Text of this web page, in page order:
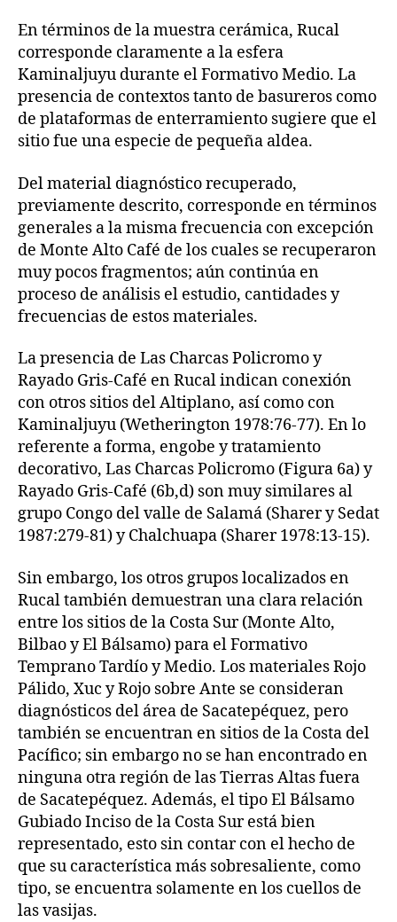
En términos de la muestra cerámica, Rucal
corresponde claramente a la esfera
Kaminaljuyu durante el Formativo Medio. La
presencia de contextos tanto de basureros como
de plataformas de enterramiento sugiere que el
sitio fue una especie de pequeña aldea.
Del material diagnóstico recuperado,
previamente descrito, corresponde en términos
generales a la misma frecuencia con excepción
de Monte Alto Café de los cuales se recuperaron
muy pocos fragmentos; aún continúa en
proceso de análisis el estudio, cantidades y
frecuencias de estos materiales.
La presencia de Las Charcas Policromo y
Rayado Gris-Café en Rucal indican conexión
con otros sitios del Altiplano, así como con
Kaminaljuyu (Wetherington 1978:76-77). En lo
referente a forma, engobe y tratamiento
decorativo, Las Charcas Policromo (Figura 6a) y
Rayado Gris-Café (6b,d) son muy similares al
grupo Congo del valle de Salamá (Sharer y Sedat
1987:279-81) y Chalchuapa (Sharer 1978:13-15).
Sin embargo, los otros grupos localizados en
Rucal también demuestran una clara relación
entre los sitios de la Costa Sur (Monte Alto,
Bilbao y El Bálsamo) para el Formativo
Temprano Tardío y Medio. Los materiales Rojo
Pálido, Xuc y Rojo sobre Ante se consideran
diagnósticos del área de Sacatepéquez, pero
también se encuentran en sitios de la Costa del
Pacífico; sin embargo no se han encontrado en
ninguna otra región de las Tierras Altas fuera
de Sacatepéquez. Además, el tipo El Bálsamo
Gubiado Inciso de la Costa Sur está bien
representado, esto sin contar con el hecho de
que su característica más sobresaliente, como
tipo, se encuentra solamente en los cuellos de
las vasijas.